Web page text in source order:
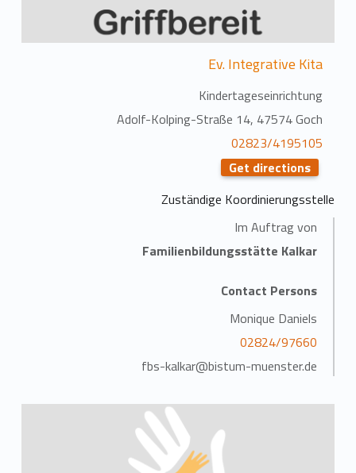
Ev. Integrative Kita
Kindertageseinrichtung
Adolf-Kolping-Straße 14, 47574 Goch
02823/4195105
Get directions
Zuständige Koordinierungsstelle
Im Auftrag von
Familienbildungsstätte Kalkar
Contact Persons
Monique Daniels
02824/97660
fbs-kalkar@bistum-muenster.de